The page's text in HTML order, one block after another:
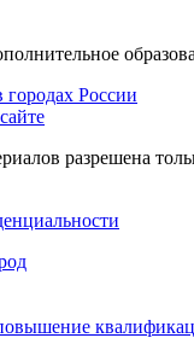
России
разрешена